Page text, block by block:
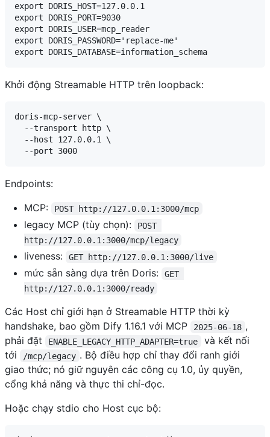
export DORIS_HOST=127.0.0.1
export DORIS_PORT=9030
export DORIS_USER=mcp_reader
export DORIS_PASSWORD='replace-me'
Khởi động Streamable HTTP trên loopback:
doris-mcp-server \
  --transport http \
  --host 127.0.0.1 \
Endpoints:
MCP:
POST http://127.0.0.1:3000/mcp
legacy MCP (tùy chọn):
POST
http://127.0.0.1:3000/mcp/legacy
liveness: GET http://127.0.0.1:3000/live
mức sẵn sàng dựa trên Doris:
GET
http://127.0.0.1:3000/ready
Các Host chỉ giới hạn ở Streamable HTTP thời kỳ
handshake, bao gồm Dify 1.16.1 với MCP
2025-06-18 ,
phải đặt
ENABLE_LEGACY_HTTP_ADAPTER=true
và kết nối
tới
/mcp/legacy . Bộ điều hợp chỉ thay đổi ranh giới
giao thức; nó giữ nguyên các công cụ 1.0, ủy quyền,
cổng khả năng và thực thi chỉ-đọc.
Hoặc chạy stdio cho Host cục bộ: